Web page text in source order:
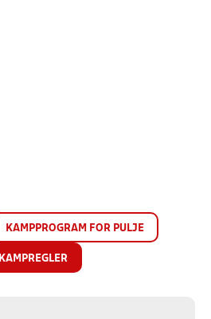
KAMPPROGRAM FOR PULJE
KAMPREGLER